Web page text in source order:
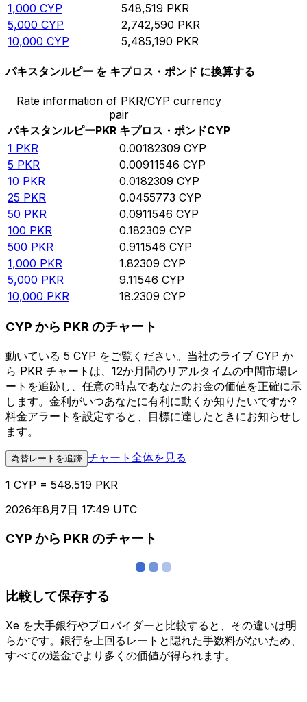
1,000 CYP 548,519 PKR
5,000 CYP 2,742,590 PKR
10,000 CYP 5,485,190 PKR
パキスタンルピー を キプロス・ポンド に換算する
Rate information of PKR/CYP currency
pair
パキスタンルピーPKR キプロス・ポンドCYP
1 PKR 0.00182309 CYP
5 PKR 0.00911546 CYP
10 PKR 0.0182309 CYP
25 PKR 0.0455773 CYP
50 PKR 0.0911546 CYP
100 PKR 0.182309 CYP
500 PKR 0.911546 CYP
1,000 PKR 1.82309 CYP
5,000 PKR 9.11546 CYP
10,000 PKR 18.2309 CYP
CYP から PKR のチャート
動いている 5 CYP をご覧ください。当社のライブ CYP か
ら PKR チャートは、12か月間のリアルタイムの中間市場レ
ートを追跡し、任意の時点であなたのお金の価値を正確に示
します。金利がいつあなたに有利に動くか知りたいですか?
料金アラートを設定すると、目標に達したときにお知らせし
ます。
為替レートを追跡 チャート全体を見る
1 CYP = 548.519 PKR
2026年8月7日 17:49 UTC
CYP から PKR のチャート
比較して保存する
Xe を大手銀行やプロバイダーと比較すると、その違いは明
らかです。銀行を上回るレートと隠れた手数料がないため、
すべての送金でより多くの価値が得られます。